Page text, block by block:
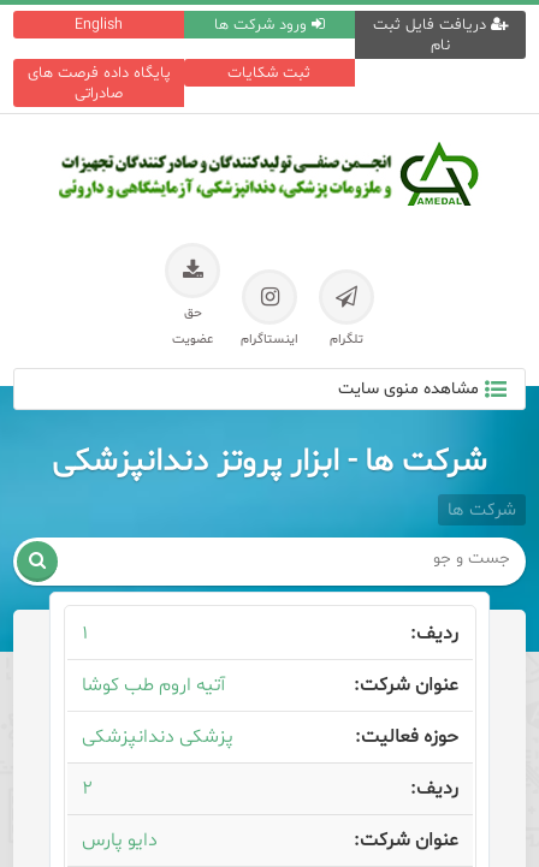
English ورود شرکت ها
دریافت فایل ثبت
نام
پایگاه داده فرصت های
صادراتی
ثبت شکایات
تلگرام اینستاگرام
حق
عضویت
مشاهده منوی سایت
شرکت ها - ابزار پروتز دندانپزشکی
شرکت ها

۱
آتیه اروم طب کوشا
پزشکی دندانپزشکی
۲
دایو پارس